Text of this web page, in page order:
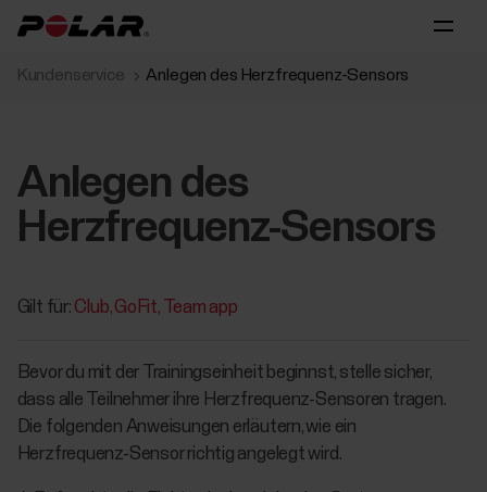
Kundenservice Anlegen des Herzfrequenz-Sensors
Anlegen des
Herzfrequenz-Sensors
Gilt für: Club GoFit Team app
Bevor du mit der Trainingseinheit beginnst, stelle sicher,
dass alle Teilnehmer ihre Herzfrequenz-Sensoren tragen.
Die folgenden Anweisungen erläutern, wie ein
Herzfrequenz-Sensor richtig angelegt wird.